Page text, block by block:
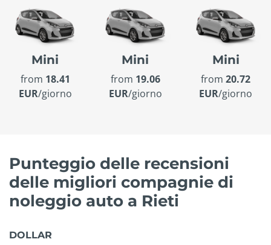
Mini
from 18.41
EUR/giorno
Mini
from 19.06
EUR/giorno
Mini
from20.72
EUR/giorno
Punteggio delle recensioni
delle migliori compagnie di
noleggio auto a Rieti
DOLLAR